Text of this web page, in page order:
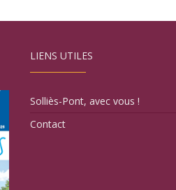
LIENS UTILES
Solliès-Pont, avec vous !
Contact